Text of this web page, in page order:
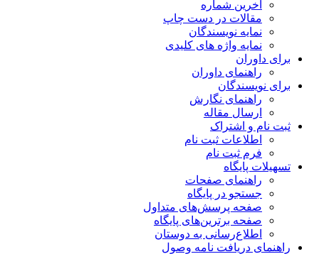
آخرین شماره
مقالات در دست چاپ
نمایه نویسندگان
نمایه واژه های کلیدی
برای داوران
راهنمای داوران
برای نویسندگان
راهنمای نگارش
ارسال مقاله
ثبت نام و اشتراک
اطلاعات ثبت نام
فرم ثبت نام
تسهیلات پایگاه
راهنمای صفحات
جستجو در پایگاه
صفحه پرسش‌های متداول
صفحه برترین‌های پایگاه
اطلاع‌رسانی به دوستان
راهنمای دریافت نامه وصول